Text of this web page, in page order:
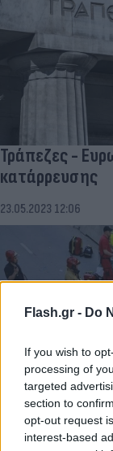
Flash.gr - Do
If you wish to
processing of
targeted
section to
opt-out request
interest-based
Τράπεζες -
κατάρρευσης
23.05.2023 12:06
Φινλανδία: